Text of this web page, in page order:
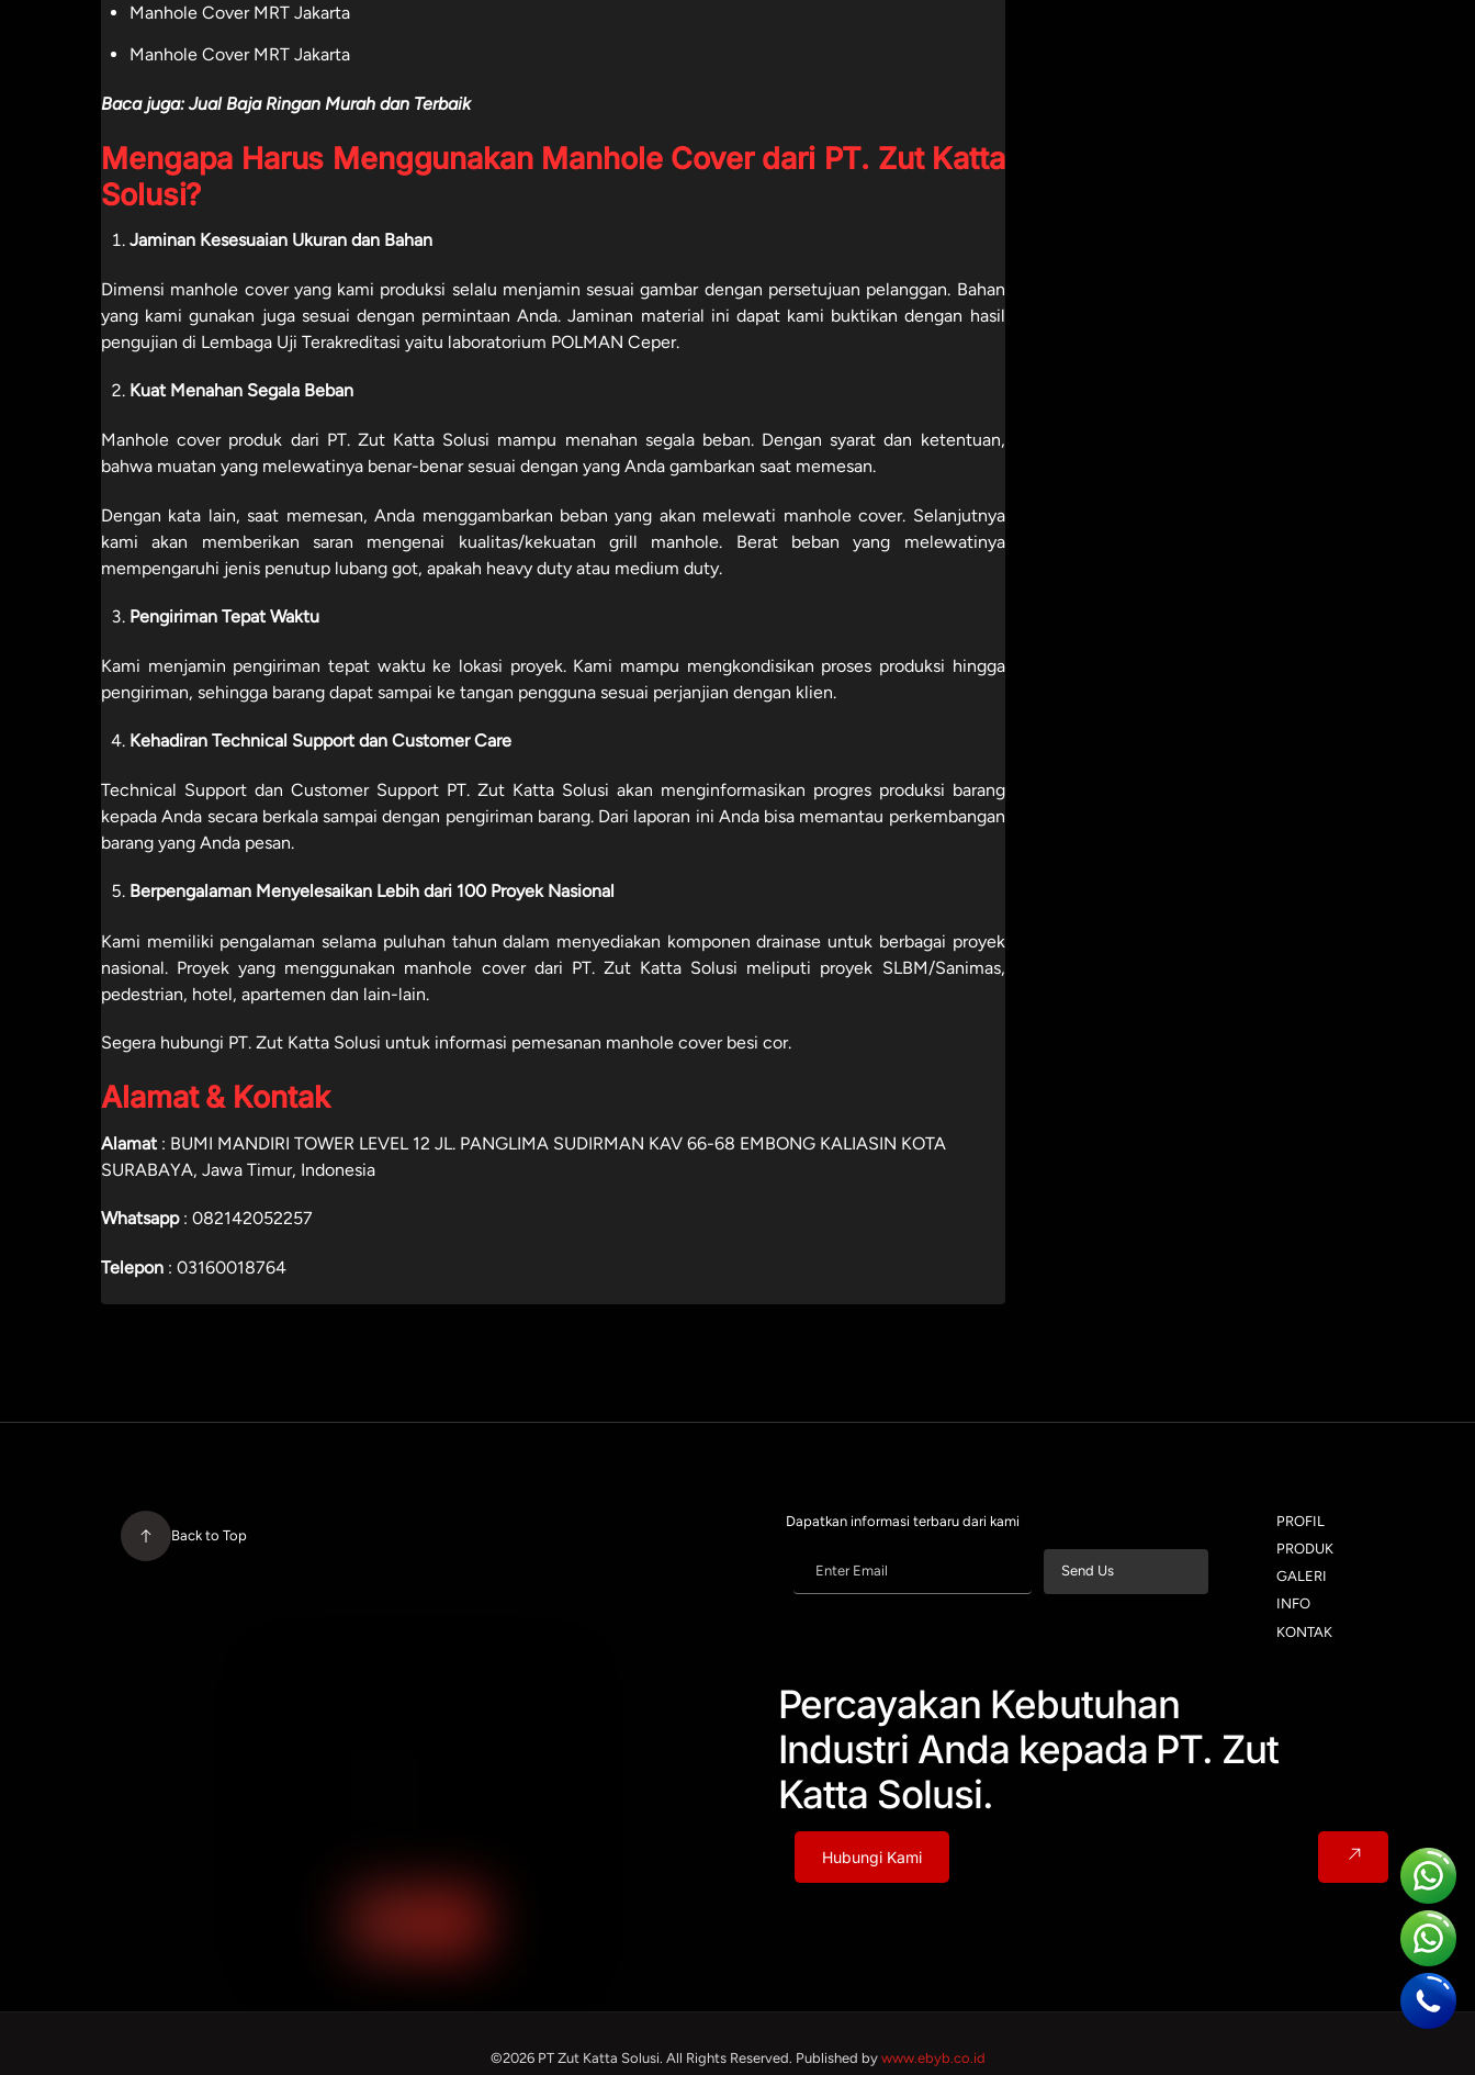
Manhole Cover MRT Jakarta
Manhole Cover MRT Jakarta
Baca juga:Jual Baja Ringan Murah dan Terbaik
Mengapa Harus Menggunakan Manhole Cover dari PT. Zut Katta
Solusi?
Jaminan Kesesuaian Ukuran dan Bahan
Dimensi manhole cover yang kami produksi selalu menjamin sesuai gambar dengan persetujuan pelanggan. Bahan
yang kami gunakan juga sesuai dengan permintaan Anda. Jaminan material ini dapat kami buktikan dengan hasil
pengujian di Lembaga Uji Terakreditasi yaitu laboratorium POLMAN Ceper.
Kuat Menahan Segala Beban
Manhole cover produk dari PT. Zut Katta Solusi mampu menahan segala beban. Dengan syarat dan ketentuan,
bahwa muatan yang melewatinya benar-benar sesuai dengan yang Anda gambarkan saat memesan.
Dengan kata lain, saat memesan, Anda menggambarkan beban yang akan melewati manhole cover. Selanjutnya
kami akan memberikan saran mengenai kualitas/kekuatan grill manhole. Berat beban yang melewatinya
mempengaruhi jenis penutup lubang got, apakah heavy duty atau medium duty.
Pengiriman Tepat Waktu
Kami menjamin pengiriman tepat waktu ke lokasi proyek. Kami mampu mengkondisikan proses produksi hingga
pengiriman, sehingga barang dapat sampai ke tangan pengguna sesuai perjanjian dengan klien.
Kehadiran Technical Support dan Customer Care
Technical Support dan Customer Support PT. Zut Katta Solusi akan menginformasikan progres produksi barang
kepada Anda secara berkala sampai dengan pengiriman barang. Dari laporan ini Anda bisa memantau perkembangan
barang yang Anda pesan.
Berpengalaman Menyelesaikan Lebih dari 100 Proyek Nasional
Kami memiliki pengalaman selama puluhan tahun dalam menyediakan komponen drainase untuk berbagai proyek
nasional. Proyek yang menggunakan manhole cover dari PT. Zut Katta Solusi meliputi proyek SLBM/Sanimas,
pedestrian, hotel, apartemen dan lain-lain.
Segera hubungi PT. Zut Katta Solusi untuk informasi pemesanan manhole cover besi cor.
Alamat & Kontak
Alamat : BUMI MANDIRI TOWER LEVEL 12 JL. PANGLIMA SUDIRMAN KAV 66-68 EMBONG KALIASIN KOTA
SURABAYA, Jawa Timur, Indonesia
Whatsapp: 082142052257
Telepon : 03160018764
Back to Top
Dapatkan informasi terbaru dari kami
Enter Email Send Us
PROFIL
PRODUK
GALERI
INFO
KONTAK
Percayakan Kebutuhan
Industri Anda kepada PT. Zut
Katta Solusi.
Hubungi Kami
©2026 PT Zut Katta Solusi. All Rights Reserved. Published by www.ebyb.co.id